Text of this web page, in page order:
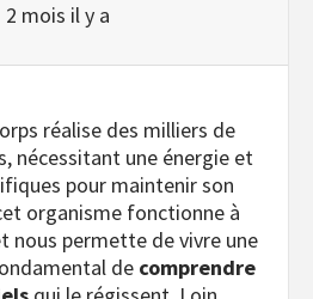
2 mois il y a
réalise des milliers de
nécessitant une énergie et
pour maintenir son
organisme fonctionne à
nous permette de vivre une
de comprendre